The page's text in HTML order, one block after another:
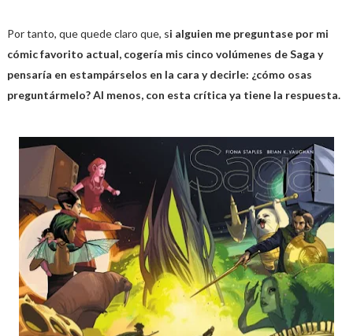
Por tanto, que quede claro que, si alguien me preguntase por mi
cómic favorito actual, cogería mis cinco volúmenes de Saga y
pensaría en estampárselos en la cara y decirle: ¿cómo osas
preguntármelo? Al menos, con esta crítica ya tiene la respuesta.